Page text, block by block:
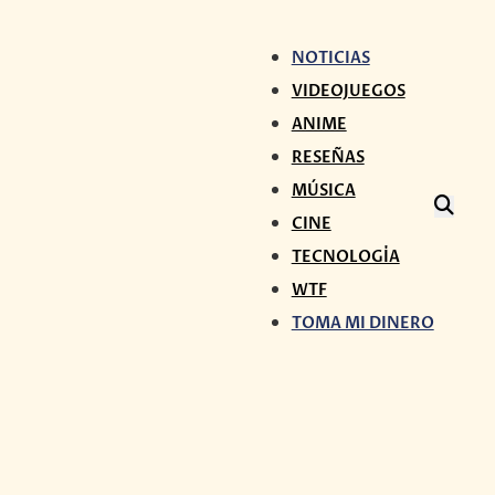
NOTICIAS
VIDEOJUEGOS
ANIME
RESEÑAS
MÚSICA
CINE
TECNOLOGÍA
WTF
TOMA MI DINERO